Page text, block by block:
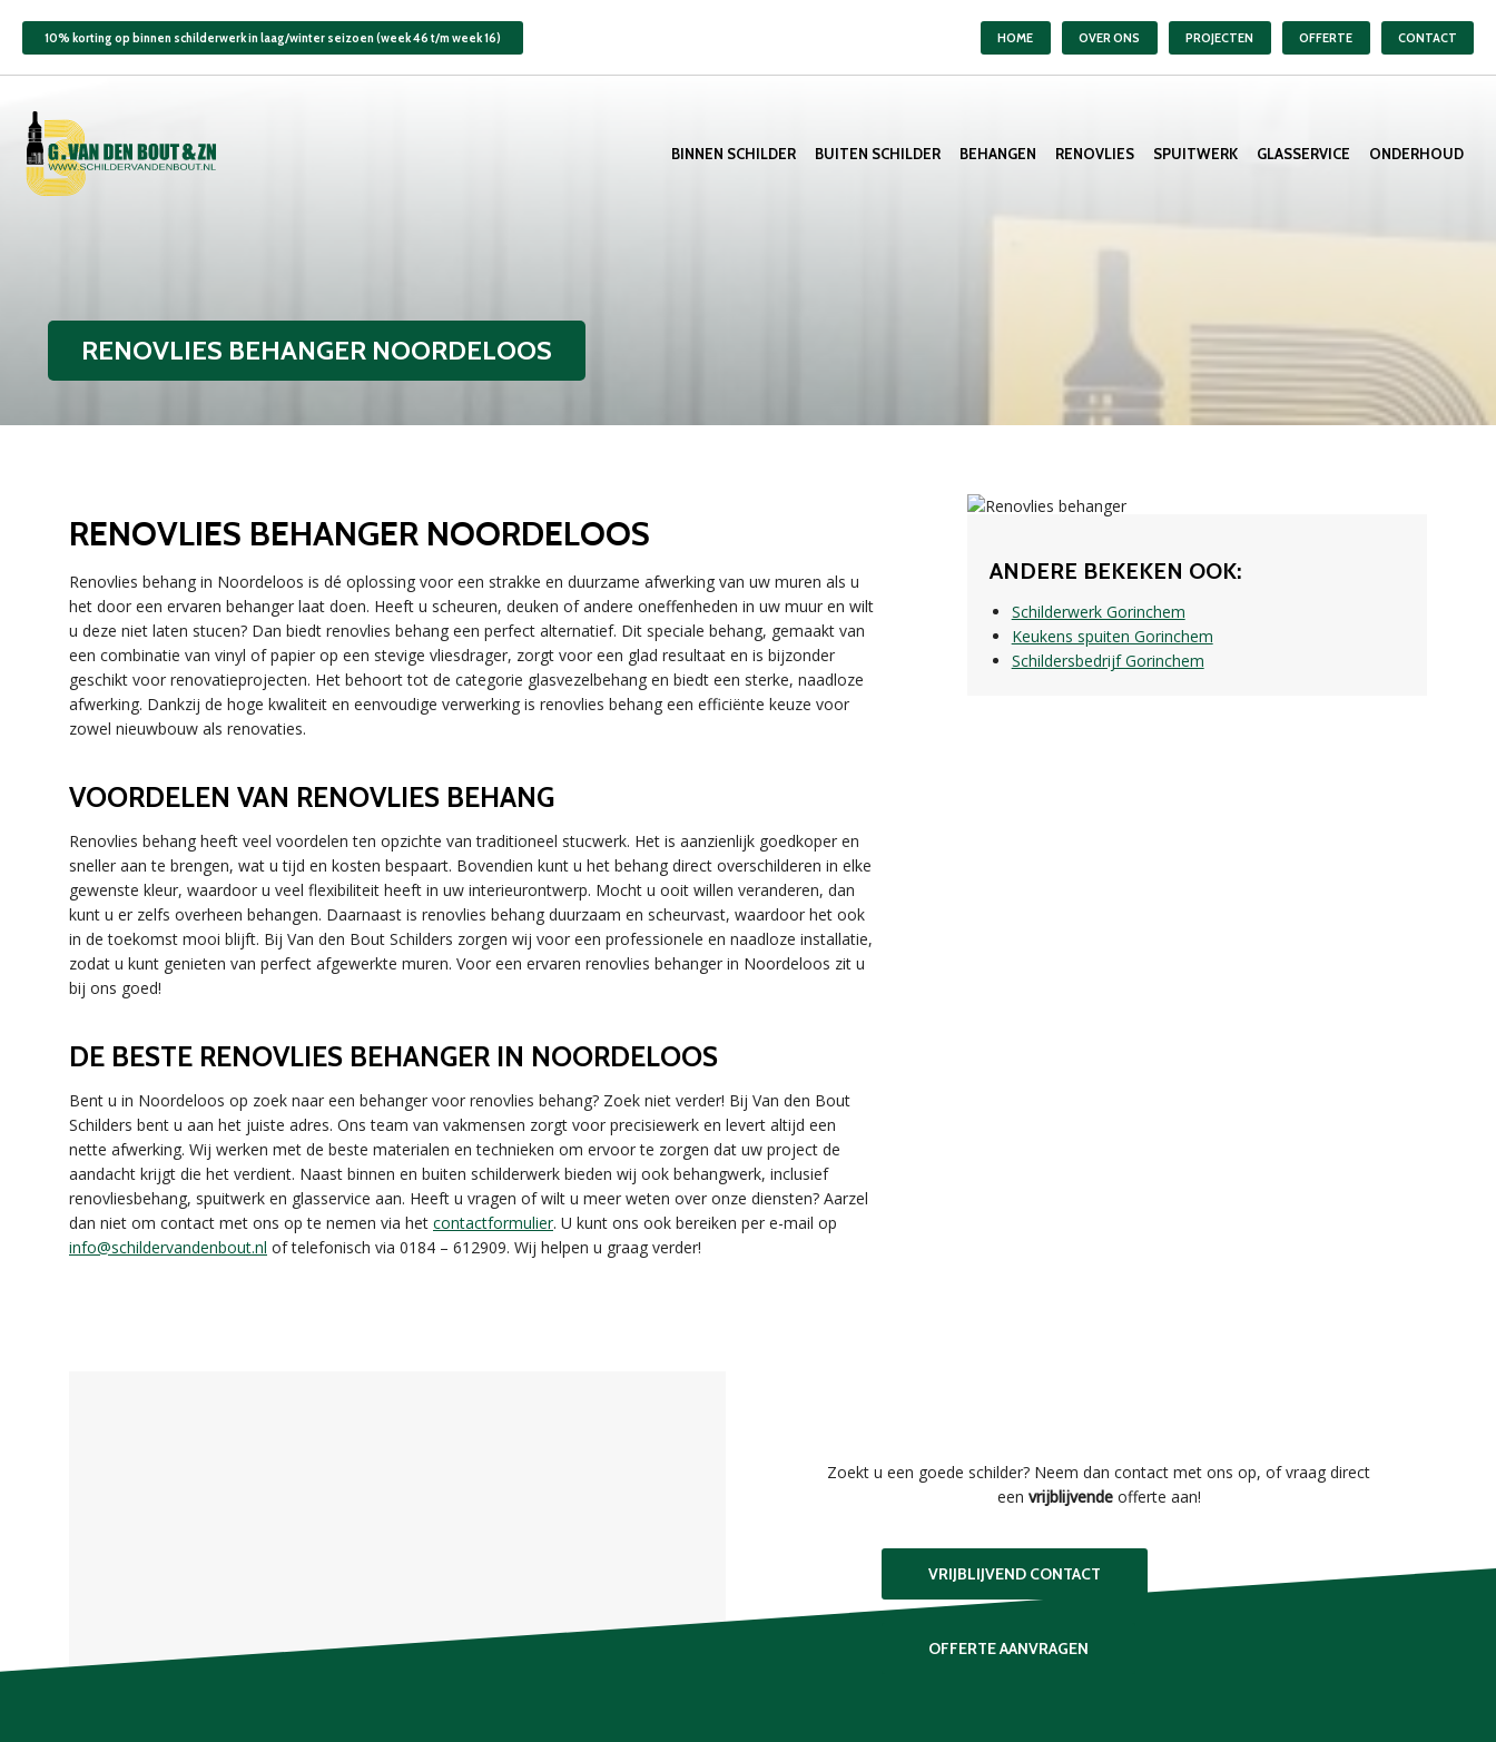
10% korting op binnen schilderwerk in laag/winter seizoen (week 46 t/m week 16) HOME OVER ONS PROJECTEN OFFERTE CONTACT
BINNEN SCHILDER BUITEN SCHILDER BEHANGEN RENOVLIES SPUITWERK GLASSERVICE ONDERHOUD
RENOVLIES BEHANGER NOORDELOOS
RENOVLIES BEHANGER NOORDELOOS
Renovlies behang in Noordeloos is dé oplossing voor een strakke en duurzame afwerking van uw muren als u
het door een ervaren behanger laat doen. Heeft u scheuren, deuken of andere oneffenheden in uw muur en wilt
u deze niet laten stucen? Dan biedt renovlies behang een perfect alternatief. Dit speciale behang, gemaakt van
een combinatie van vinyl of papier op een stevige vliesdrager, zorgt voor een glad resultaat en is bijzonder
geschikt voor renovatieprojecten. Het behoort tot de categorie glasvezelbehang en biedt een sterke, naadloze
afwerking. Dankzij de hoge kwaliteit en eenvoudige verwerking is renovlies behang een efficiënte keuze voor
zowel nieuwbouw als renovaties.
VOORDELEN VAN RENOVLIES BEHANG
Renovlies behang heeft veel voordelen ten opzichte van traditioneel stucwerk. Het is aanzienlijk goedkoper en
sneller aan te brengen, wat u tijd en kosten bespaart. Bovendien kunt u het behang direct overschilderen in elke
gewenste kleur, waardoor u veel flexibiliteit heeft in uw interieurontwerp. Mocht u ooit willen veranderen, dan
kunt u er zelfs overheen behangen. Daarnaast is renovlies behang duurzaam en scheurvast, waardoor het ook
in de toekomst mooi blijft. Bij Van den Bout Schilders zorgen wij voor een professionele en naadloze installatie,
zodat u kunt genieten van perfect afgewerkte muren. Voor een ervaren renovlies behanger in Noordeloos zit u
bij ons goed!
DE BESTE RENOVLIES BEHANGER IN NOORDELOOS
Bent u in Noordeloos op zoek naar een behanger voor renovlies behang? Zoek niet verder! Bij Van den Bout
Schilders bent u aan het juiste adres. Ons team van vakmensen zorgt voor precisiewerk en levert altijd een
nette afwerking. Wij werken met de beste materialen en technieken om ervoor te zorgen dat uw project de
aandacht krijgt die het verdient. Naast binnen en buiten schilderwerk bieden wij ook behangwerk, inclusief
renovliesbehang, spuitwerk en glasservice aan. Heeft u vragen of wilt u meer weten over onze diensten? Aarzel
dan niet om contact met ons op te nemen via het contactformulier. U kunt ons ook bereiken per e-mail op
info@schildervandenbout.nl of telefonisch via 0184 – 612909. Wij helpen u graag verder!
ANDERE BEKEKEN OOK:
Schilderwerk Gorinchem
Keukens spuiten Gorinchem
Schildersbedrijf Gorinchem
Zoekt u een goede schilder? Neem dan contact met ons op, of vraag direct
een vrijblijvende offerte aan!
VRIJBLIJVEND CONTACT
OFFERTE AANVRAGEN